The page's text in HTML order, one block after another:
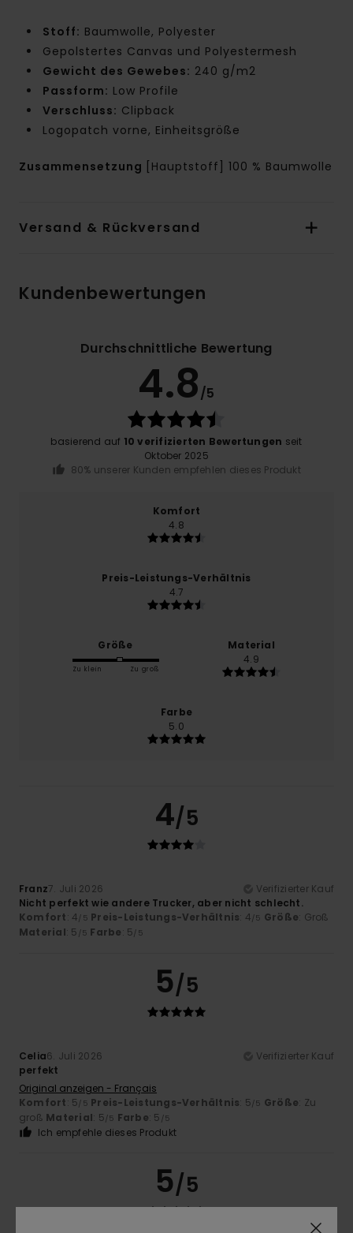
Stoff: Baumwolle, Polyester
Gepolstertes Canvas und Polyestermesh
Gewicht des Gewebes: 240 g/m2
Passform: Low Profile
Verschluss: Clipback
Logopatch vorne, Einheitsgröße
Zusammensetzung [Hauptstoff] 100 % Baumwolle
Versand & Rückversand
Kundenbewertungen
Durchschnittliche Bewertung
4.8/5
basierend auf 10 verifizierten Bewertungen seit
Oktober 2025
80% unserer Kunden empfehlen dieses Produkt
Komfort
4.8
Preis-Leistungs-Verhältnis
4.7
Größe
Zu klein Zu groß
Material
4.9
Farbe
5.0
4/5
Franz7. Juli 2026
Verifizierter Kauf
Nicht perfekt wie andere Trucker, aber nicht schlecht.
Komfort: 4/5 Preis-Leistungs-Verhältnis: 4/5 Größe: Groß
Material: 5 /5 Farbe: 5/5
5/5
Celia6. Juli 2026
Verifizierter Kauf
perfekt
Original anzeigen - Français
Komfort: 5/5 Preis-Leistungs-Verhältnis: 5/5 Größe: Zu
groß Material: 5/5 Farbe: 5 /5
Ich empfehle dieses Produkt
5/5